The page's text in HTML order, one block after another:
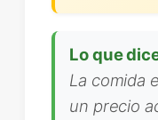
Lo que
La comida
un precio